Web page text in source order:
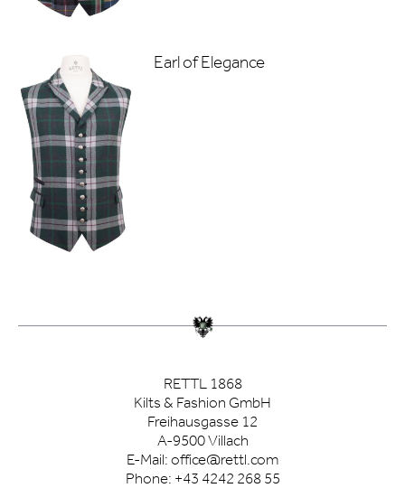
Earl of Elegance
RETTL 1868
Kilts & Fashion GmbH
Freihausgasse 12
A-9500 Villach
E-Mail: office@rettl.com
Phone: +43 4242 268 55